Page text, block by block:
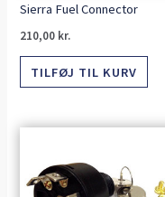
Sierra Fuel Connector
210,00 kr.
TILFØJ TIL KURV